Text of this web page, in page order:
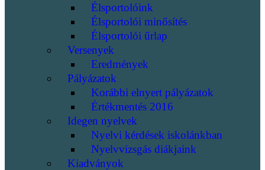
Élsportolóink
Élsportolói minősítés
Élsportolói űrlap
Versenyek
Eredmények
Pályázatok
Korábbi elnyert pályázatok
Értékmentés 2016
Idegen nyelvek
Nyelvi kérdések iskolánkban
Nyelvvizsgás diákjaink
Kiadványok